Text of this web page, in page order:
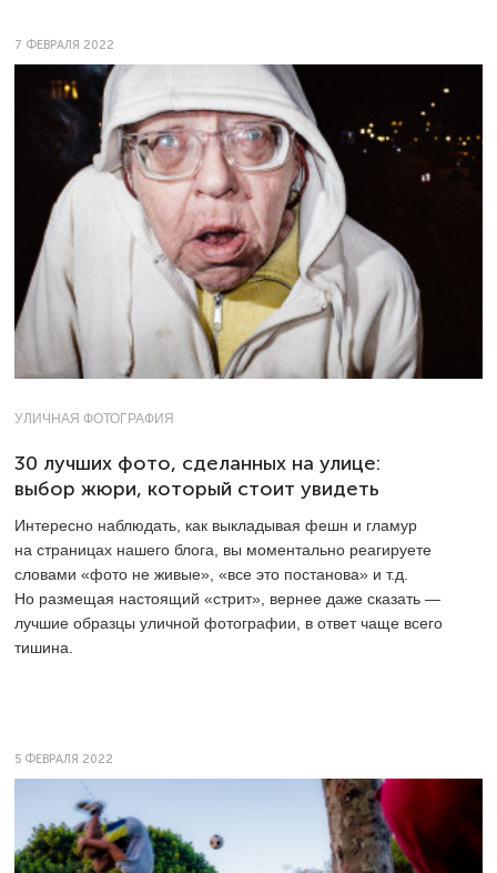
7 ФЕВРАЛЯ 2022
УЛИЧНАЯ ФОТОГРАФИЯ
30 лучших фото, сделанных на улице:
выбор жюри, который стоит увидеть
Интересно наблюдать, как выкладывая фешн и гламур
на страницах нашего блога, вы моментально реагируете
словами «фото не живые», «все это постанова» и т.д.
Но размещая настоящий «стрит», вернее даже сказать —
лучшие образцы уличной фотографии, в ответ чаще всего
тишина.
5 ФЕВРАЛЯ 2022